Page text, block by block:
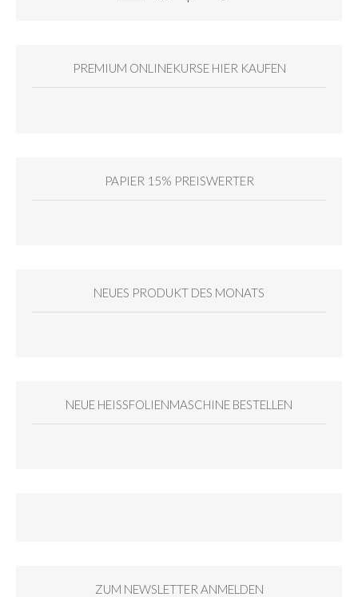
PREMIUM ONLINEKURSE HIER KAUFEN
PAPIER 15% PREISWERTER
NEUES PRODUKT DES MONATS
NEUE HEISSFOLIENMASCHINE BESTELLEN
ZUM NEWSLETTER ANMELDEN